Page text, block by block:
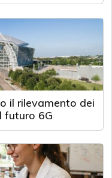
il rilevamento dei
futuro 6G